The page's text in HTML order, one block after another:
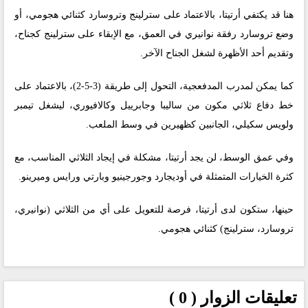
هنا قد يكتفي أرتيتا، بالاعتماد على سترلينج وتروسارد كثنائي هجومي، أو
وضع تروسارد رفقة نوانيري في العمق، مع الإبقاء على سترلينج كجناح،
وتقديم أحد الأظهرة لشغل الجناح الآخر.
كما يمكن لمدرب المدفعجية، التحول إلى طريقة (3-5-2)، بالاعتماد على
خط دفاع ثلاثي مكون من ساليبا وجابرييل وكالافيوري، ليشغل تيمبر
ولويس سكيلي، الجانبين كظهيرين في وسط الملعب.
وفي عمق الوسط، لن يجد أرتيتا، مشكلة في إيجاد الثلاثي المناسب، مع
كثرة الخيارات المتمثلة في أوديجارد وجورجينيو وبارتي ورايس وميرينو.
حينها، ستكون لدى أرتيتا، فرصة للتعويل على أي من الثلاثي (نوانيري،
تروسارد، سترلينج) كثنائي هجومي.
تعليقات الزوار ( 0 )